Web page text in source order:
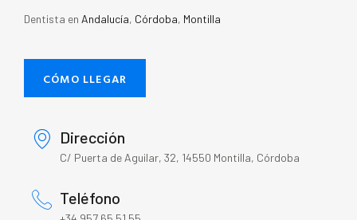
Dentista en Andalucía, Córdoba, Montilla
CÓMO LLEGAR
Dirección
C/ Puerta de Aguilar, 32, 14550 Montilla, Córdoba
Teléfono